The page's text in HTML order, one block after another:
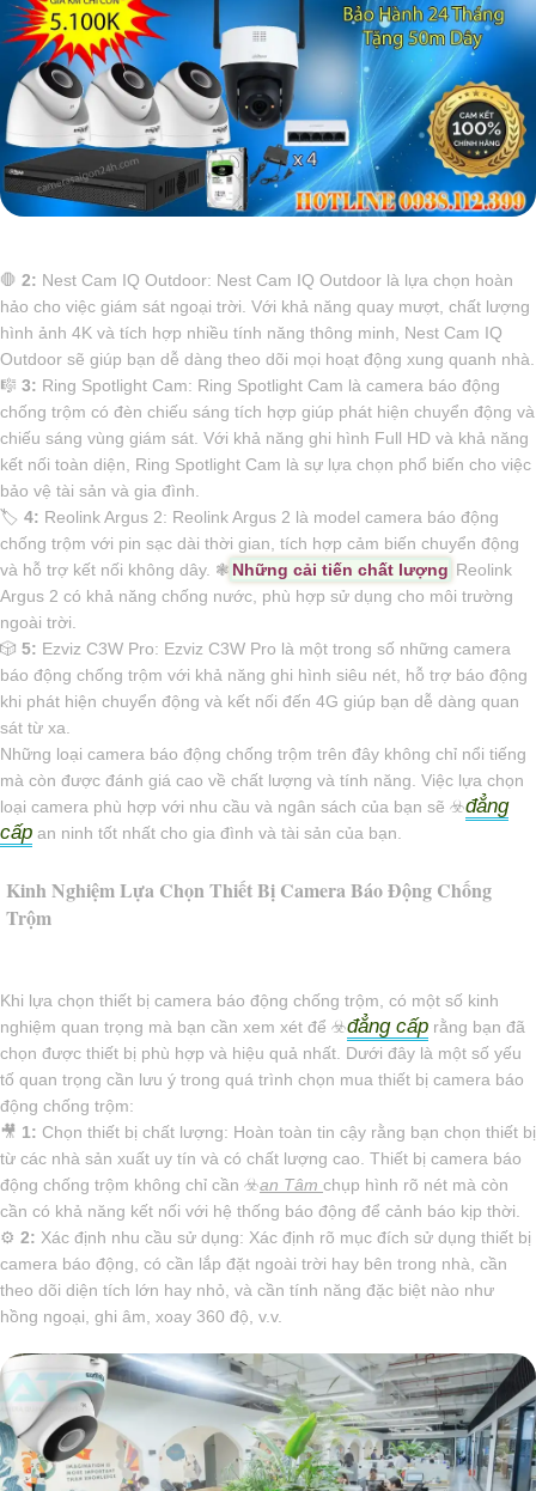
🛑 2: Nest Cam IQ Outdoor: Nest Cam IQ Outdoor là lựa chọn hoàn
hảo cho việc giám sát ngoại trời. Với khả năng quay mượt, chất lượng
hình ảnh 4K và tích hợp nhiều tính năng thông minh, Nest Cam IQ
Outdoor sẽ giúp bạn dễ dàng theo dõi mọi hoạt động xung quanh nhà.
🎼️ 3: Ring Spotlight Cam: Ring Spotlight Cam là camera báo động
chống trộm có đèn chiếu sáng tích hợp giúp phát hiện chuyển động và
chiếu sáng vùng giám sát. Với khả năng ghi hình Full HD và khả năng
kết nối toàn diện, Ring Spotlight Cam là sự lựa chọn phổ biến cho việc
bảo vệ tài sản và gia đình.
🏷 4: Reolink Argus 2: Reolink Argus 2 là model camera báo động
chống trộm với pin sạc dài thời gian, tích hợp cảm biến chuyển động
và hỗ trợ kết nối không dây. ❃ Những cải tiến chất lượng Reolink
Argus 2 có khả năng chống nước, phù hợp sử dụng cho môi trường
ngoài trời.
🎲 5: Ezviz C3W Pro: Ezviz C3W Pro là một trong số những camera
báo động chống trộm với khả năng ghi hình siêu nét, hỗ trợ báo động
khi phát hiện chuyển động và kết nối đến 4G giúp bạn dễ dàng quan
sát từ xa.
Những loại camera báo động chống trộm trên đây không chỉ nổi tiếng
mà còn được đánh giá cao về chất lượng và tính năng. Việc lựa chọn
loại camera phù hợp với nhu cầu và ngân sách của bạn sẽ ☣️đẳng
cấp an ninh tốt nhất cho gia đình và tài sản của bạn.
Kinh Nghiệm Lựa Chọn Thiết Bị Camera Báo Động Chống
Trộm
Khi lựa chọn thiết bị camera báo động chống trộm, có một số kinh
nghiệm quan trọng mà bạn cần xem xét để ☣️đẳng cấp rằng bạn đã
chọn được thiết bị phù hợp và hiệu quả nhất. Dưới đây là một số yếu
tố quan trọng cần lưu ý trong quá trình chọn mua thiết bị camera báo
động chống trộm:
🎥 1: Chọn thiết bị chất lượng: Hoàn toàn tin cậy rằng bạn chọn thiết bị
từ các nhà sản xuất uy tín và có chất lượng cao. Thiết bị camera báo
động chống trộm không chỉ cần ☣️an Tâm chụp hình rõ nét mà còn
cần có khả năng kết nối với hệ thống báo động để cảnh báo kịp thời.
⚙ 2: Xác định nhu cầu sử dụng: Xác định rõ mục đích sử dụng thiết bị
camera báo động, có cần lắp đặt ngoài trời hay bên trong nhà, cần
theo dõi diện tích lớn hay nhỏ, và cần tính năng đặc biệt nào như
hồng ngoại, ghi âm, xoay 360 độ, v.v.